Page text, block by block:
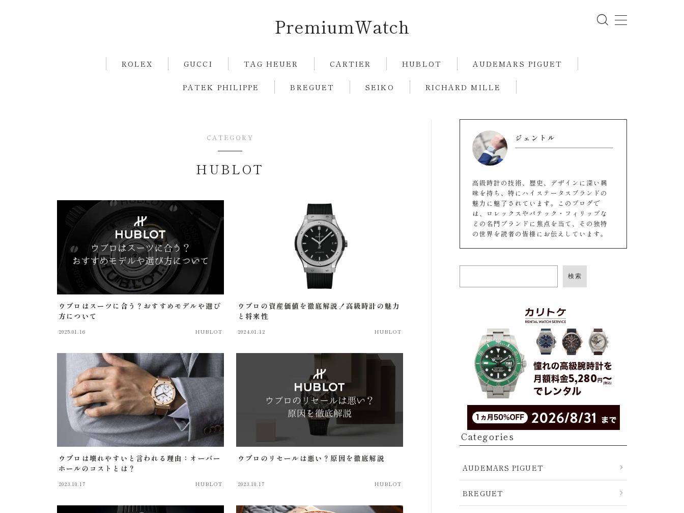
PremiumWatch
ROLEX GUCCI TAG HEUER CARTIER HUBLOT AUDEMARS PIGUET
PATEK PHILIPPE BREGUET SEIKO
RICHARD MILLE
AUDEMARS PIGUET
PATEK PHILIPPE
BREGUET
RICHARD MILLE
CATEGORY
HUBLOT
ウブロはスーツに合う？おすすめモデルや選び
方について
2025.01.16 HUBLOT
ウブロの資産価値を徹底解説！高級時計の魅力
と将来性
2024.01.12 HUBLOT
ウブロは壊れやすいと言われる理由：オーバー
ホールのコストとは？
2023.10.17 HUBLOT
ウブロのリセールは悪い？原因を徹底解説
2023.10.17 HUBLOT
ジェントル
高級時計の技術、歴史、デザインに深い興
味を持ち、特にハイステータスブランドの
魅力に魅了されています。このブログで
は、ロレックスやパテック・フィリップな
どの名門ブランドに焦点を当て、その独特
の世界を読者の皆様にお伝えしています。
検索
Categories
AUDEMARS PIGUET
BREGUET